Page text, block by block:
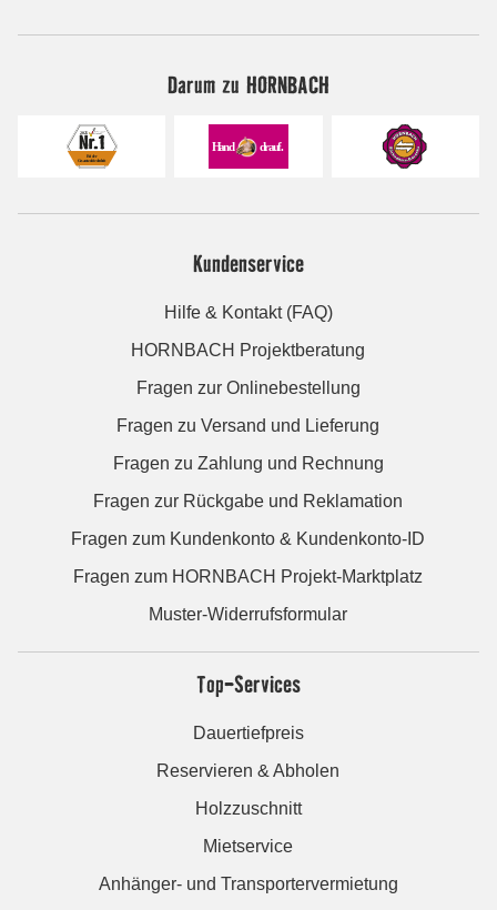
Darum zu HORNBACH
Kundenservice
Hilfe & Kontakt (FAQ)
HORNBACH Projektberatung
Fragen zur Onlinebestellung
Fragen zu Versand und Lieferung
Fragen zu Zahlung und Rechnung
Fragen zur Rückgabe und Reklamation
Fragen zum Kundenkonto & Kundenkonto-ID
Fragen zum HORNBACH Projekt-Marktplatz
Muster-Widerrufsformular
Top-Services
Dauertiefpreis
Reservieren & Abholen
Holzzuschnitt
Mietservice
Anhänger- und Transportervermietung